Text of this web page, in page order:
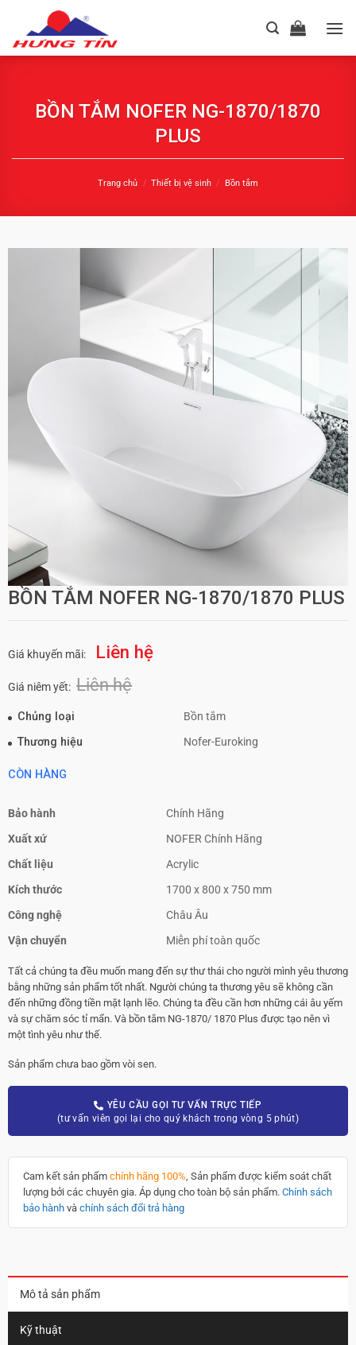
dung
BỒN TẮM NOFER NG-1870/1870
PLUS
Trang chủ / Thiết bị vệ sinh / Bồn tắm
BỒN TẮM NOFER NG-1870/1870 PLUS
Giá khuyến mãi: Liên hệ
Giá niêm yết: Liên hệ
Chủng loại
Bồn tắm
Thương hiệu
Nofer-Euroking
CÒN HÀNG
Bảo hành
Chính Hãng
Xuất xứ
NOFER Chính Hãng
Chất liệu
Acrylic
Kích thước
1700 x 800 x 750 mm
Công nghệ
Châu Âu
Vận chuyển
Miễn phí toàn quốc
Tất cả chúng ta đều muốn mang đến sự thư thái cho người mình yêu thương
bằng những sản phẩm tốt nhất. Người chúng ta thương yêu sẽ không cần
đến những đồng tiền mặt lạnh lẽo. Chúng ta đều cần hơn những cái âu yếm
và sự chăm sóc tỉ mẩn. Và bồn tắm NG-1870/ 1870 Plus được tạo nên vì
một tình yêu như thế.
Sản phẩm chưa bao gồm vòi sen.
YÊU CẦU GỌI TƯ VẤN TRỰC TIẾP
(tư vấn viên gọi lại cho quý khách trong vòng 5 phút)
Cam kết sản phẩm chính hãng 100% , Sản phẩm được kiểm soát chất
lượng bởi các chuyên gia. Áp dụng cho toàn bộ sản phẩm. Chính sách
bảo hành và chính sách đổi trả hàng
Mô tả sản phẩm
Kỹ thuật